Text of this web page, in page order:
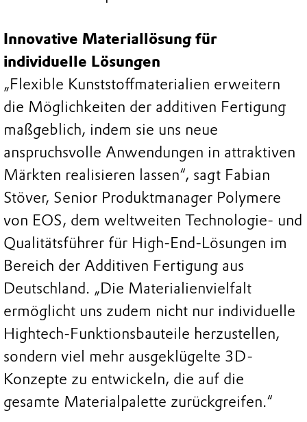
Innovative Materiallösung für
individuelle Lösungen
„Flexible Kunststoffmaterialien erweitern
die Möglichkeiten der additiven Fertigung
maßgeblich, indem sie uns neue
anspruchsvolle Anwendungen in attraktiven
Märkten realisieren lassen“, sagt Fabian
Stöver, Senior Produktmanager Polymere
von EOS, dem weltweiten Technologie- und
Qualitätsführer für High-End-Lösungen im
Bereich der Additiven Fertigung aus
Deutschland. „Die Materialienvielfalt
ermöglicht uns zudem nicht nur individuelle
Hightech-Funktionsbauteile herzustellen,
sondern viel mehr ausgeklügelte 3D-
Konzepte zu entwickeln, die auf die
gesamte Materialpalette zurückgreifen.“